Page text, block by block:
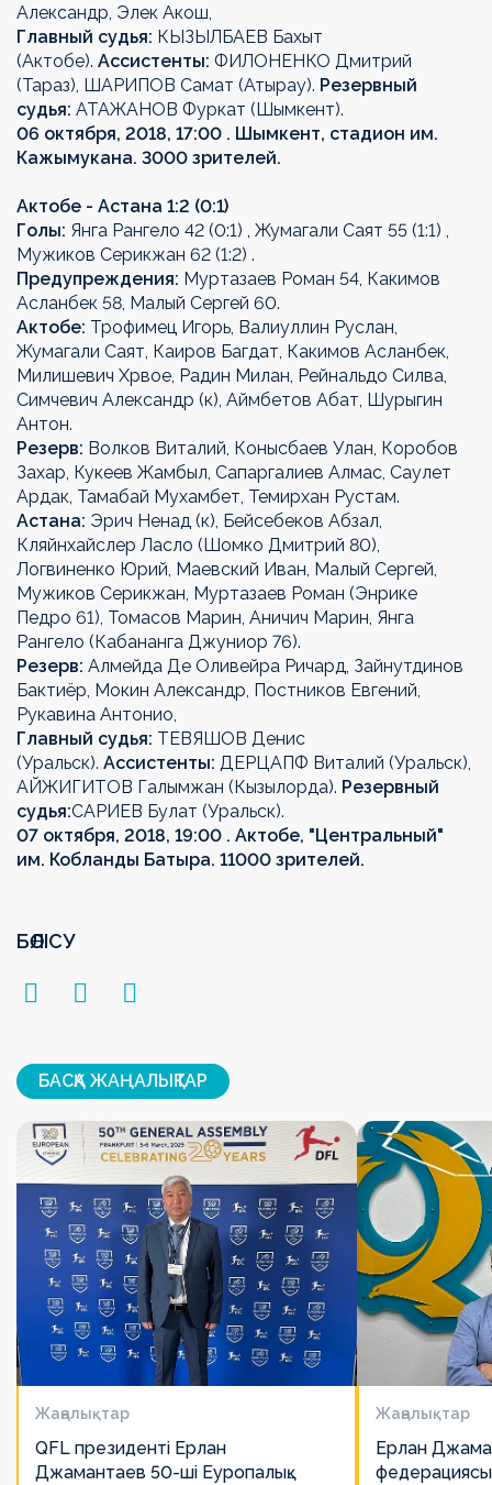
Александр, Элек Акош,
Главный судья: КЫЗЫЛБАЕВ Бахыт
(Актобе). Ассистенты: ФИЛОНЕНКО Дмитрий
(Тараз), ШАРИПОВ Самат (Атырау). Резервный
судья: АТАЖАНОВ Фуркат (Шымкент).
06 октября, 2018, 17:00 . Шымкент, стадион им.
Кажымукана. 3000 зрителей.
Актобе - Астана 1:2 (0:1)
Голы: Янга Рангело 42 (0:1) , Жумагали Саят 55 (1:1) ,
Мужиков Серикжан 62 (1:2) .
Предупреждения: Муртазаев Роман 54, Какимов
Асланбек 58, Малый Сергей 60.
Актобе: Трофимец Игорь, Валиуллин Руслан,
Жумагали Саят, Каиров Багдат, Какимов Асланбек,
Милишевич Хрвое, Радин Милан, Рейнальдо Силва,
Симчевич Александр (к), Аймбетов Абат, Шурыгин
Антон.
Резерв: Волков Виталий, Конысбаев Улан, Коробов
Захар, Кукеев Жамбыл, Сапаргалиев Алмас, Саулет
Ардак, Тамабай Мухамбет, Темирхан Рустам.
Астана: Эрич Ненад (к), Бейсебеков Абзал,
Кляйнхайслер Ласло (Шомко Дмитрий 80),
Логвиненко Юрий, Маевский Иван, Малый Сергей,
Мужиков Серикжан, Муртазаев Роман (Энрике
Педро 61), Томасов Марин, Аничич Марин, Янга
Рангело (Кабананга Джуниор 76).
Резерв: Алмейда Де Оливейра Ричард, Зайнутдинов
Бактиёр, Мокин Александр, Постников Евгений,
Рукавина Антонио,
Главный судья: ТЕВЯШОВ Денис
(Уральск). Ассистенты: ДЕРЦАПФ Виталий (Уральск),
АЙЖИГИТОВ Галымжан (Кызылорда). Резервный
судья:САРИЕВ Булат (Уральск).
07 октября, 2018, 19:00 . Актобе, "Центральный"
им. Кобланды Батыра. 11000 зрителей.
БӨЛІСУ
БАСҚА ЖАҢАЛЫҚТАР
Жаңалықтар
QFL президенті Ерлан
Джамантаев 50-ші Еуропалық
Жаңалықтар
Ерлан